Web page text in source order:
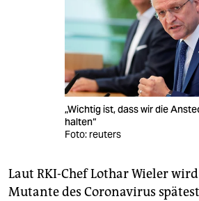
„Wichtig ist, dass wir die
halten“
Foto: reuters
Laut RKI-Chef Lothar Wieler
Mutante des Coronavirus